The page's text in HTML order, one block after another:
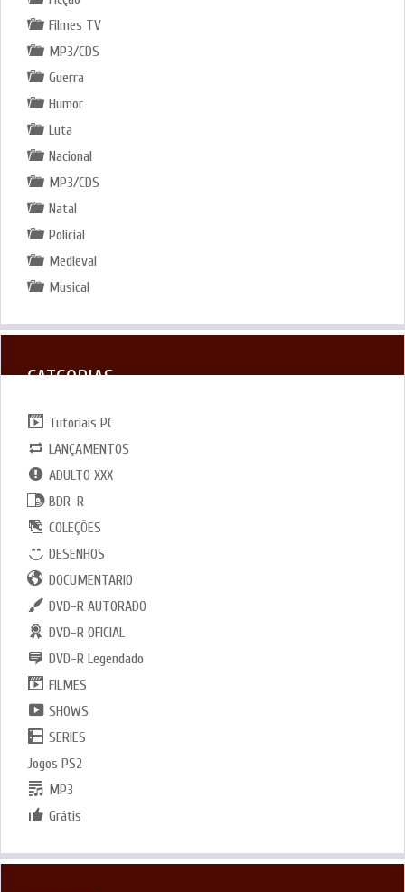
Filmes TV
MP3/CDS
Guerra
Humor
Luta
Nacional
MP3/CDS
Natal
Policial
Medieval
Musical
CATGORIAS
Tutoriais PC
LANÇAMENTOS
ADULTO XXX
BDR-R
COLEÇÕES
DESENHOS
DOCUMENTARIO
DVD-R AUTORADO
DVD-R OFICIAL
DVD-R Legendado
FILMES
SHOWS
SERIES
Jogos PS2
MP3
Grátis